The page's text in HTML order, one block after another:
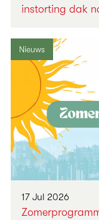
instorting dak
Nieuws
17 Jul 2026